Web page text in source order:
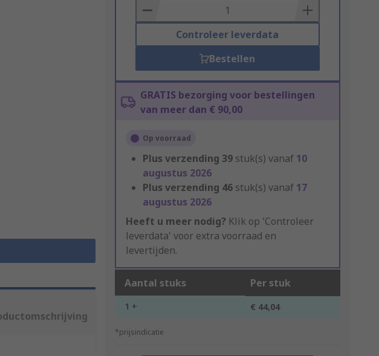
Basket
Controleer leverdata
Bestellen
GRATIS bezorging voor bestellingen
van meer dan € 90,00
Op voorraad
Plus verzending 39 stuk(s) vanaf 10
augustus 2026
Plus verzending 46 stuk(s) vanaf 17
augustus 2026
Heeft u meer nodig? Klik op 'Controleer
leverdata' voor extra voorraad en
levertijden.
Aantal stuks Per stuk
1 + € 44,04
*prijsindicatie